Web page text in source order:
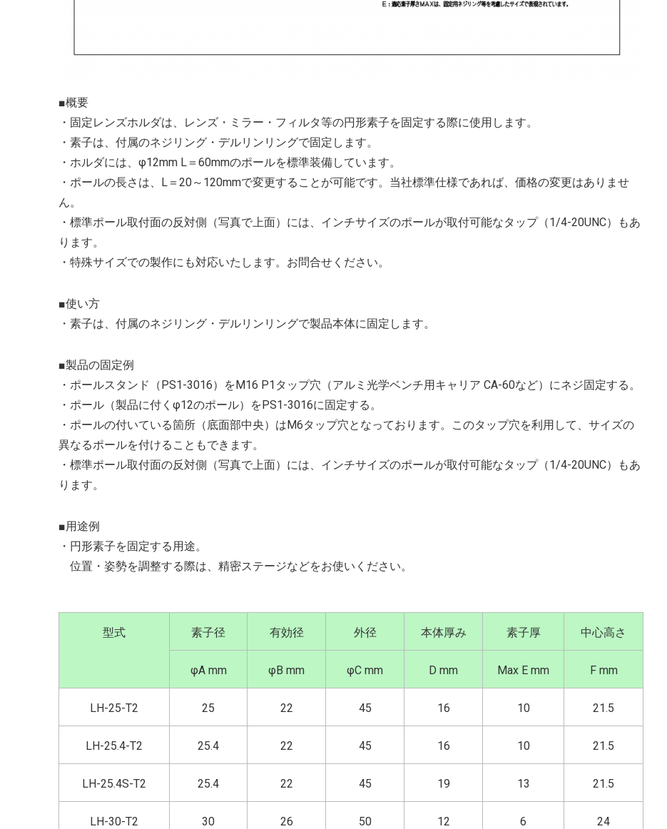
■概要
・固定レンズホルダは、レンズ・ミラー・フィルタ等の円形素子を固定する際に使用します。
・素子は、付属のネジリング・デルリンリングで固定します。
・ホルダには、φ12mm L＝60mmのポールを標準装備しています。
・ポールの長さは、L＝20～120mmで変更することが可能です。当社標準仕様であれば、価格の変更はありませ
ん。
・標準ポール取付面の反対側（写真で上面）には、インチサイズのポールが取付可能なタップ（1/4-20UNC）もあ
ります。
・特殊サイズでの製作にも対応いたします。お問合せください。
■使い方
・素子は、付属のネジリング・デルリンリングで製品本体に固定します。
■製品の固定例
・ポールスタンド（PS1-3016）をM16 P1タップ穴（アルミ光学ベンチ用キャリア CA-60など）にネジ固定する。
・ポール（製品に付くφ12のポール）をPS1-3016に固定する。
・ポールの付いている箇所（底面部中央）はM6タップ穴となっております。このタップ穴を利用して、サイズの
異なるポールを付けることもできます。
・標準ポール取付面の反対側（写真で上面）には、インチサイズのポールが取付可能なタップ（1/4-20UNC）もあ
ります。
■用途例
・円形素子を固定する用途。
位置・姿勢を調整する際は、精密ステージなどをお使いください。
型式 素子径 有効径 外径 本体厚み 素子厚 中心高さ
φA mm φB mm φC mm D mm Max E mm F mm
LH-25-T2 25 22 45 16 10 21.5
LH-25.4-T2 25.4 22 45 16 10 21.5
LH-25.4S-T2 25.4 22 45 19 13 21.5
LH-30-T2 30 26 50 12 6 24